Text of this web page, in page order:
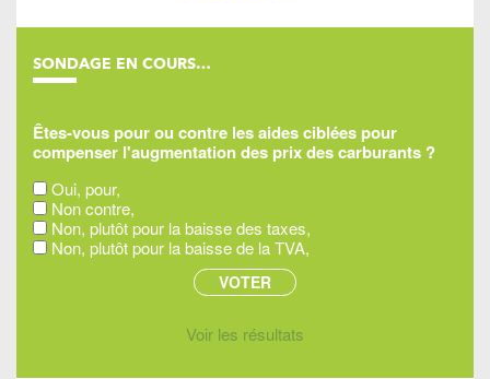
SONDAGE EN COURS…
Êtes-vous pour ou contre les aides ciblées pour
compenser l'augmentation des prix des carburants ?
Oui, pour,
Non contre,
Non, plutôt pour la baisse des taxes,
Non, plutôt pour la baisse de la TVA,
Voir les résultats